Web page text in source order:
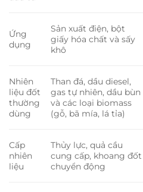
Ứng
dụng
Sản xuất điện, bột
giấy hóa chất và sấy
khô
Nhiên
liệu đốt
thường
dùng
Than đá, dầu diesel,
gas tự nhiên, dầu bùn
và các loại biomass
(gỗ, bã mía, lá tỉa)
Cấp
nhiên
liệu
Thủy lực, quả cầu
cung cấp, khoang đốt
chuyển động